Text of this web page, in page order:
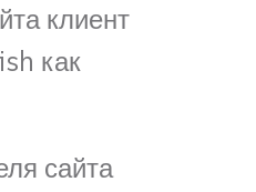
клиент
как
сайта